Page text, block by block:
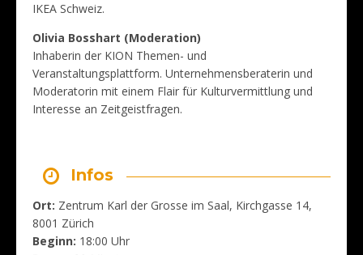
IKEA Schweiz.
Olivia Bosshart (Moderation)
Inhaberin der KION Themen- und
Veranstaltungsplattform. Unternehmensberaterin und
Moderatorin mit einem Flair für Kulturvermittlung und
Interesse an Zeitgeistfragen.
Infos
Ort: Zentrum Karl der Grosse im Saal, Kirchgasse 14,
8001 Zürich
Beginn: 18:00 Uhr